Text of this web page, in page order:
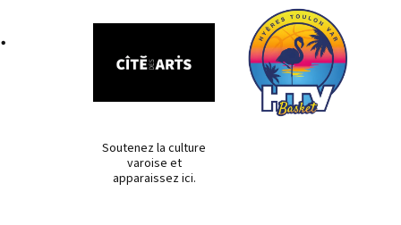
Soutenez la culture
varoise et
apparaissez ici.